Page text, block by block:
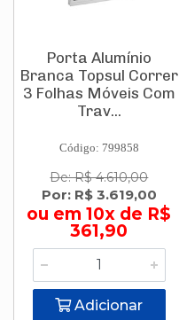
Porta Alumínio
Branca Topsul Correr
3 Folhas Móveis Com
Trav...
Código: 799858
De: R$ 4.610,00
Por: R$ 3.619,00
ou em 10x de R$
361,90
Adicionar